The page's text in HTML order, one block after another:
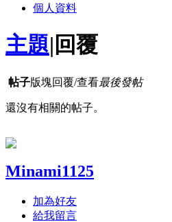
個人資料
主題| 回覆
帖子版塊回覆/查看最後發帖
還沒有相關的帖子。
Minami1125
加為好友
給我留言